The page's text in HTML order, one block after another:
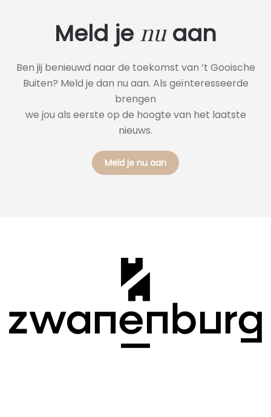
Meld je nuaan
Ben jij benieuwd naar de toekomst van ’t Gooische
Buiten? Meld je dan nu aan. Als geïnteresseerde
brengen
we jou als eerste op de hoogte van het laatste
nieuws.
Meld je nu aan